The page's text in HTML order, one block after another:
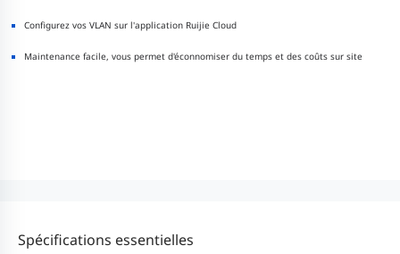
Configurez vos VLAN sur l'application Ruijie Cloud
Maintenance facile, vous permet d'éconnomiser du temps et des coûts sur site
Spécifications essentielles